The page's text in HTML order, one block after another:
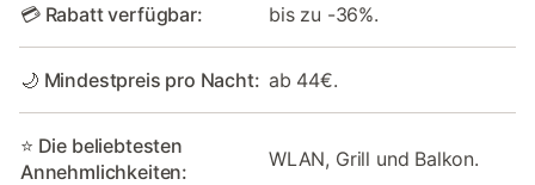
💳 Rabatt verfügbar: bis zu -36%.
🌙 Mindestpreis pro Nacht: ab 44€.
⭐ Die beliebtesten
Annehmlichkeiten:
WLAN, Grill und Balkon.